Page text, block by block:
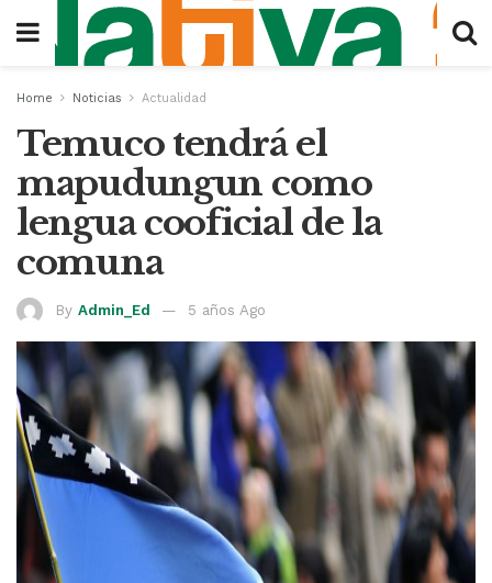
Home Noticias Actualidad
Temuco tendrá el
mapudungun como
lengua cooficial de la
comuna
By Admin_Ed 5 años Ago